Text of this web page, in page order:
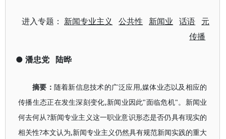
进入专题： 新闻专业主义 公共性 新闻业 话语 元
传播
● 潘忠党 陆晔
摘要： 随着新信息技术的广泛应用,媒体业态以及相应的
传播生态正在发生深刻变化,新闻业因此"面临危机"。新闻业
何去何从?新闻专业主义这一职业意识形态是否仍具有现实的
相关性?本文认为,新闻专业主义仍然具有规范新闻实践的重大